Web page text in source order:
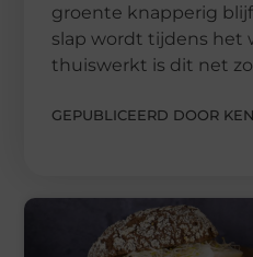
groente knapperig
slap wordt tijdens het
thuiswerkt is dit net
GEPUBLICEERD DOOR